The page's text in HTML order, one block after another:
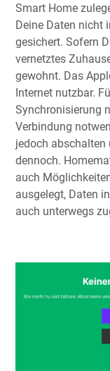
Smart Home
Deine Daten nicht
gesichert. Sofern
vernetztes
gewohnt. Das
Internet nutzbar.
Synchronisierung
Verbindung
jedoch abschalten
dennoch.
auch
ausgelegt, Daten
auch unterwegs